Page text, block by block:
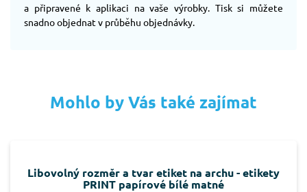
a připravené k aplikaci na vaše výrobky. Tisk si můžete
snadno objednat v průběhu objednávky.
Mohlo by Vás také zajímat
Libovolný rozměr a tvar etiket na archu - etikety
PRINT papírové bílé matné